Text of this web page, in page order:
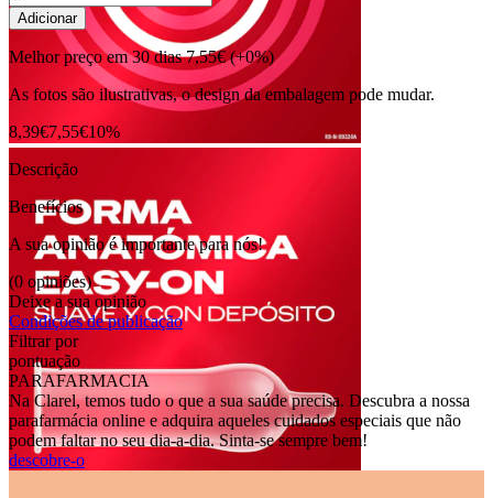
Adicionar
Melhor preço em 30 dias 7,55€ (+0%)
As fotos são ilustrativas, o design da embalagem pode mudar.
8,39€7,55€10%
Descrição
Benefícios
A sua opinião é importante para nós!
(0 opiniões)
Deixe a sua opinião
Condições de publicação
Filtrar por
pontuação
PARAFARMACIA
Na Clarel, temos tudo o que a sua saúde precisa. Descubra a nossa
parafarmácia online e adquira aqueles cuidados especiais que não
podem faltar no seu dia-a-dia. Sinta-se sempre bem!
descobre-o